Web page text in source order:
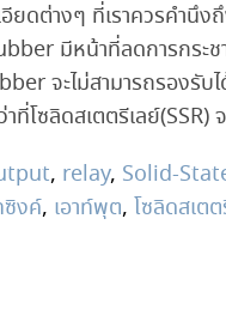
ยดต่างๆ ที่เราควรคำ
มีหน้าที่ลดการกระ
จะไม่สามารถรองรั
ที่โซลิดสเตตรีเลย์
, relay, Solid-
งค์, เอาท์พุต, โซลิดสเต